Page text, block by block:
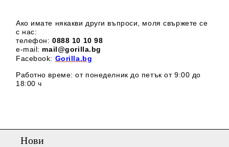
Ако имате някакви други въпроси, моля свържете се
с нас:
телефон:0888 10 10 98
e-mail: mail@gorilla.bg
Facebook: Gorilla.bg
Работно време: от понеделник до петък от 9:00 до
18:00 ч
Нови